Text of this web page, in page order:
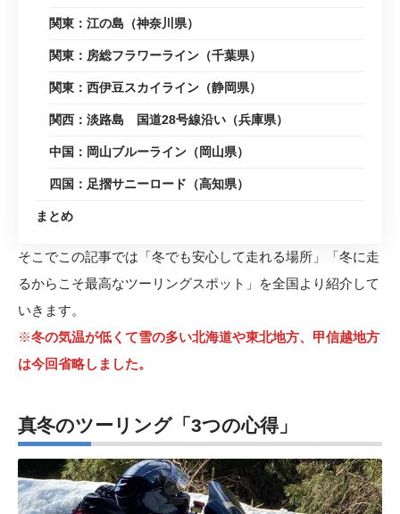
関東：江の島（神奈川県）
関東：房総フラワーライン（千葉県）
関東：西伊豆スカイライン（静岡県）
関西：淡路島 国道28号線沿い（兵庫県）
中国：岡山ブルーライン（岡山県）
四国：足摺サニーロード（高知県）
まとめ
そこでこの記事では「冬でも安心して走れる場所」「冬に走
るからこそ最高なツーリングスポット」を全国より紹介して
いきます。
※冬の気温が低くて雪の多い北海道や東北地方、甲信越地方
は今回省略しました。
真冬のツーリング「3つの心得」